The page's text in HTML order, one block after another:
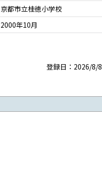
京都市立桂徳小学校
2000年10月
登録日：2026/8/8